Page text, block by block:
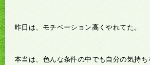
昨日は、モチベーション高くやれてた。
本当は、色んな条件の中でも自分の気持